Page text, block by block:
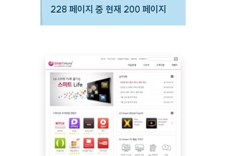
228 페이지 중 현재 200 페이지